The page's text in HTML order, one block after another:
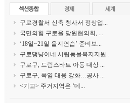
구로경찰서 신축 청사서 정상업...
국민의힘 구로을 당원협의회, ...
‘18일~21일 을지연습’ 준비보...
구로댕냥이네 시립동물복지지원...
구로구, 드림스타트 아동 대상 ...
구로구, 폭염 대응 강화…공사 ...
<기고> 주거지역은 ‘데...